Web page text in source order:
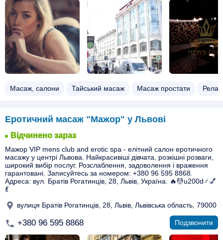
Масаж, салони Тайський масаж Масаж простати
Еротичний масаж "Мажор" у Львові
Відчинено зараз
Мажор VIP mens club and erotic spa - елітний салон еротичного
масажу у центрі Львова. Найкрасивіші дівчата, розкішні розваги,
широкий вибір послуг. Розслаблення, задоволення і враження
гарантовані. Записуйтесь за номером: +380 96 595 8868.
Адреса: вул. Братів Рогатинців, 28, Львів, Україна. 🔥💆u200d♂️💅
💃
вулиця Братів Рогатинців, 28, Львів, Львівська область, 79000
+380 96 595 8868 Подзвонити